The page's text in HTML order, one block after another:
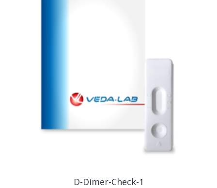
D-Dimer-Check-1